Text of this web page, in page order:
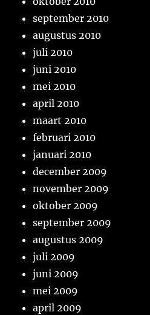
september 2010
augustus 2010
juli 2010
juni 2010
mei 2010
april 2010
maart 2010
februari 2010
januari 2010
december 2009
november 2009
oktober 2009
september 2009
augustus 2009
juli 2009
juni 2009
mei 2009
april 2009